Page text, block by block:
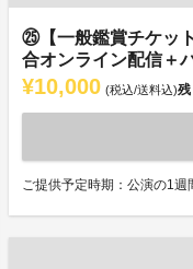
㉕【一般鑑賞チケッ
合オンライン配信＋
¥10,000 (税込/送料込)残
ご提供予定時期：公演の1週